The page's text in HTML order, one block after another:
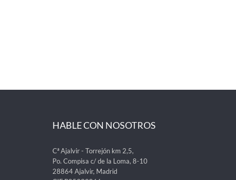
HABLE CON NOSOTROS
Cª Ajalvir - Torrejón km 2,5,
Po. Compisa c/ de la Loma, 8-10
28864 Ajalvir, Madrid